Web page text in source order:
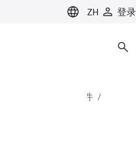
ZH 登录
壓力傳感器及配件